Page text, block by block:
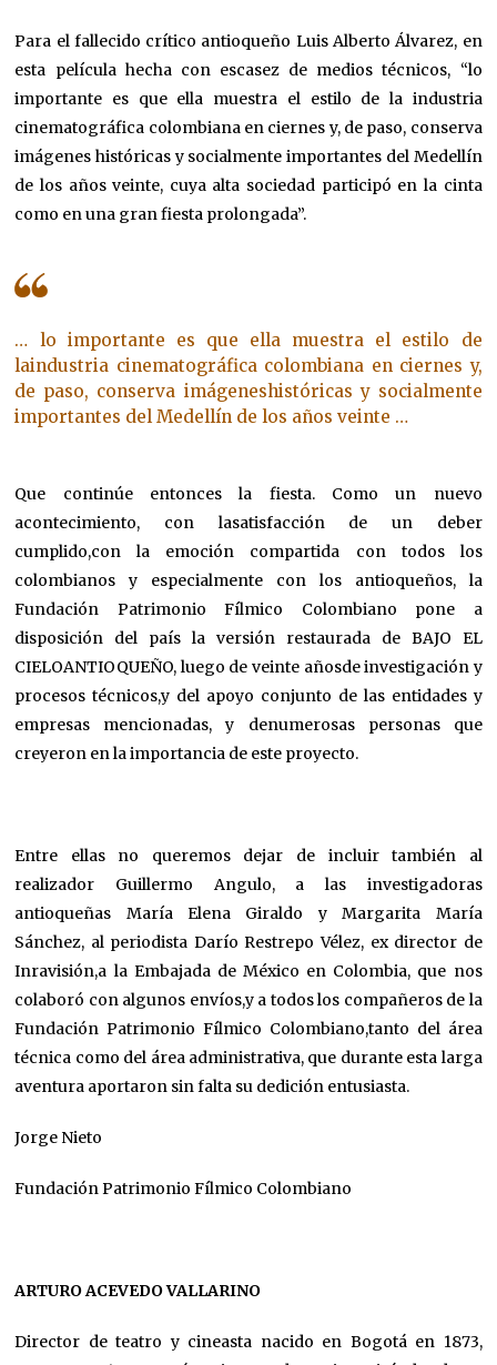
Para el fallecido crítico antioqueño Luis Alberto Álvarez, en
esta película hecha con escasez de medios técnicos, “lo
importante es que ella muestra el estilo de la industria
cinematográfica colombiana en ciernes y, de paso, conserva
imágenes históricas y socialmente importantes del Medellín
de los años veinte, cuya alta sociedad participó en la cinta
como en una gran fiesta prolongada”.
… lo importante es que ella muestra el estilo de
laindustria cinematográfica colombiana en ciernes y,
de paso, conserva imágeneshistóricas y socialmente
importantes del Medellín de los años veinte …
Que continúe entonces la fiesta. Como un nuevo
acontecimiento, con lasatisfacción de un deber
cumplido,con la emoción compartida con todos los
colombianos y especialmente con los antioqueños, la
Fundación Patrimonio Fílmico Colombiano pone a
disposición del país la versión restaurada de BAJO EL
CIELOANTIOQUEÑO, luego de veinte añosde investigación y
procesos técnicos,y del apoyo conjunto de las entidades y
empresas mencionadas, y denumerosas personas que
creyeron en la importancia de este proyecto.
Entre ellas no queremos dejar de incluir también al
realizador Guillermo Angulo, a las investigadoras
antioqueñas María Elena Giraldo y Margarita María
Sánchez, al periodista Darío Restrepo Vélez, ex director de
Inravisión,a la Embajada de México en Colombia, que nos
colaboró con algunos envíos,y a todos los compañeros de la
Fundación Patrimonio Fílmico Colombiano,tanto del área
técnica como del área administrativa, que durante esta larga
aventura aportaron sin falta su dedición entusiasta.
Jorge Nieto
Fundación Patrimonio Fílmico Colombiano
ARTURO ACEVEDO VALLARINO
Director de teatro y cineasta nacido en Bogotá en 1873,